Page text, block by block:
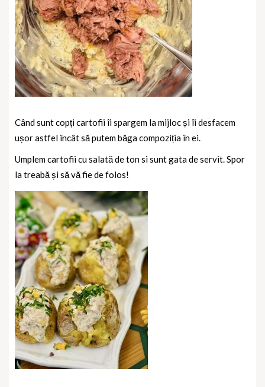
Când sunt copți cartofii îi spargem la mijloc și îi desfacem
ușor astfel încât să putem băga compoziția în ei.
Umplem cartofii cu salată de ton si sunt gata de servit. Spor
la treabă și să vă fie de folos!